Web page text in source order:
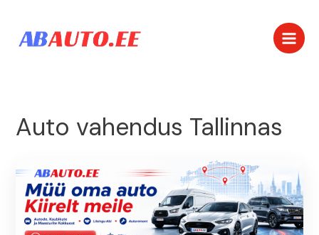
content
Auto vahendus Tallinnas